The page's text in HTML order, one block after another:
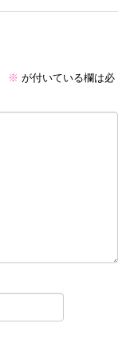
※ が付いている欄は必